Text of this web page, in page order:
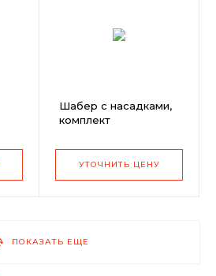
Шабер с насадками,
комплект
УТОЧНИТЬ ЦЕНУ
ПОКАЗАТЬ ЕЩЕ